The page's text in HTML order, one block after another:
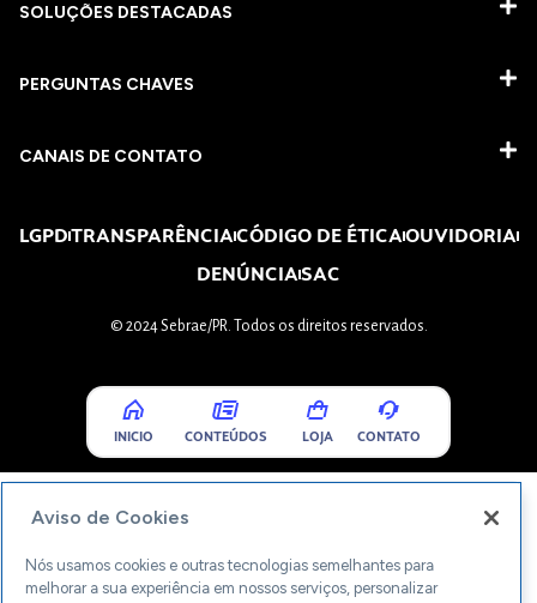
SOLUÇÕES DESTACADAS
PERGUNTAS CHAVES​
CANAIS DE CONTATO
LGPDTRANSPARÊNCIACÓDIGO DE ÉTICAOUVIDORIA
DENÚNCIASAC
© 2024 Sebrae/PR. Todos os direitos reservados.
INICIO CONTEÚDOS LOJA CONTATO
Aviso de Cookies
Nós usamos cookies e outras tecnologias semelhantes para
melhorar a sua experiência em nossos serviços, personalizar